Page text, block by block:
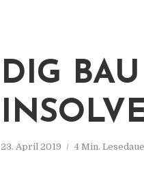
DIG
23. April 2019 4 Min.